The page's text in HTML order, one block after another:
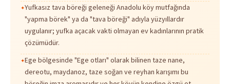
Yufkasız tava böreği geleneği Anadolu köy mutfağında
"yapma börek" ya da "tava böreği" adıyla yüzyıllardır
uygulanır; yufka açacak vakti olmayan ev kadınlarının pratik
çözümüdür.
Ege bölgesinde "Ege otları" olarak bilinen taze nane,
dereotu, maydanoz, taze soğan ve reyhan karışımı bu